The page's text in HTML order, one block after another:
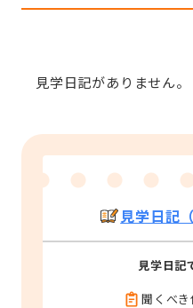
見学日記がありません。
見学日記
見学日記
聞くべ